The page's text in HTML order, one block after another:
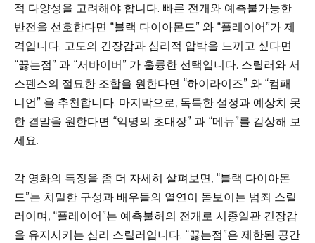
적 다양성을 고려해야 합니다. 빠른 전개와 예측불가능한
반전을 선호한다면 “블랙 다이아몬드” 와 “플레이어”가 제
격입니다. 고도의 긴장감과 심리적 압박을 느끼고 싶다면
“끓는점” 과 “서바이버” 가 훌륭한 선택입니다. 스릴러와 서
스펜스의 절묘한 조합을 원한다면 “하이라이즈” 와 “컴패
니언” 을 추천합니다. 마지막으로, 독특한 설정과 예상치 못
한 결말을 원한다면 “익명의 초대장” 과 “메뉴”를 감상해 보
세요.
각 영화의 특징을 좀 더 자세히 살펴보면, “블랙 다이아몬
드”는 치밀한 구성과 배우들의 열연이 돋보이는 범죄 스릴
러이며, “플레이어”는 예측불허의 전개로 시종일관 긴장감
을 유지시키는 심리 스릴러입니다. “끓는점”은 제한된 공간